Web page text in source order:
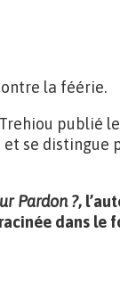
la féérie.
publié
se distingue
Pardon ?,
dans le